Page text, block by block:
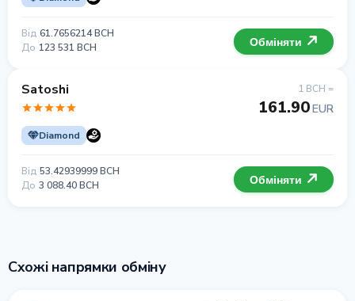
Від 61.7656214 BCH
До 123 531 BCH Обміняти
Satoshi
Diamond
1 BCH =
161.90EUR
Від 53.42939999 BCH
До 3 088.40 BCH Обміняти
Схожі напрямки обміну